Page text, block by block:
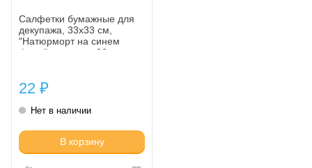
Салфетки бумажные для
декупажа, 33х33 см,
"Натюрморт на синем
фоне", упаковка 20 шт.
22 ₽
Нет в наличии
В корзину